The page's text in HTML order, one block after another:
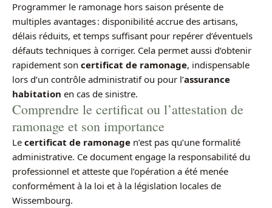
Programmer le ramonage hors saison présente de
multiples avantages : disponibilité accrue des artisans,
délais réduits, et temps suffisant pour repérer d’éventuels
défauts techniques à corriger. Cela permet aussi d’obtenir
rapidement son certificat de ramonage, indispensable
lors d’un contrôle administratif ou pour l’assurance
habitation en cas de sinistre.
Comprendre le certificat ou l’attestation de
ramonage et son importance
Le certificat de ramonage n’est pas qu’une formalité
administrative. Ce document engage la responsabilité du
professionnel et atteste que l’opération a été menée
conformément à la loi et à la législation locales de
Wissembourg.